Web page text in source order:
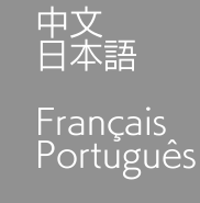
中文
日本語
Français
Português